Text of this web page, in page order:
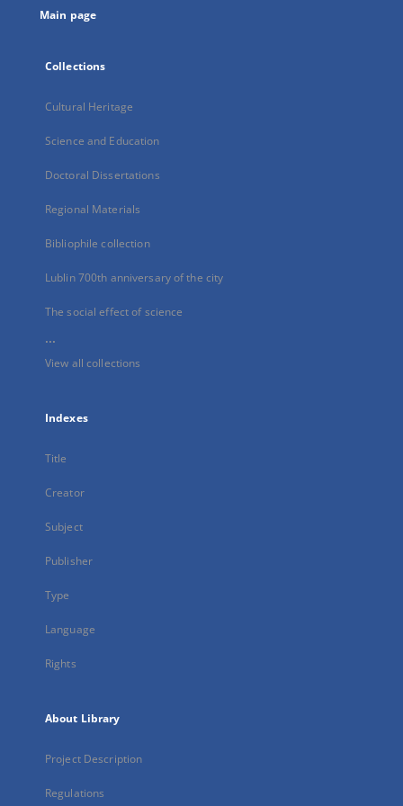
Main page
Collections
Cultural Heritage
Science and Education
Doctoral Dissertations
Regional Materials
Bibliophile collection
Lublin 700th anniversary of the city
The social effect of science
...
View all collections
Indexes
Title
Creator
Subject
Publisher
Type
Language
Rights
About Library
Project Description
Regulations